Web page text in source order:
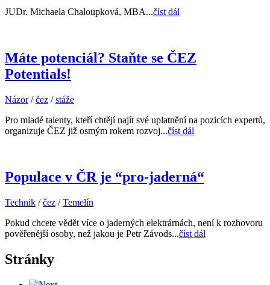
JUDr. Michaela Chaloupková, MBA...číst dál
Máte potenciál? Staňte se ČEZ
Potentials!
Názor/čez /stáže
Pro mladé talenty, kteří chtějí najít své uplatnění na pozicích expertů,
organizuje ČEZ již osmým rokem rozvoj...číst dál
Populace v ČR je “pro-jaderná“
Technik /čez /Temelín
Pokud chcete vědět více o jaderných elektrárnách, není k rozhovoru
pověřenější osoby, než jakou je Petr Závods...číst dál
Stránky